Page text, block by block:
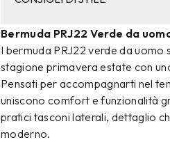
Bermuda PRJ22 Verde da
I bermuda PRJ22 verde da
stagione primavera estate con
Pensati per accompagnarti nel
uniscono comfort e funzionalità
pratici tasconi laterali, dettaglio
moderno.